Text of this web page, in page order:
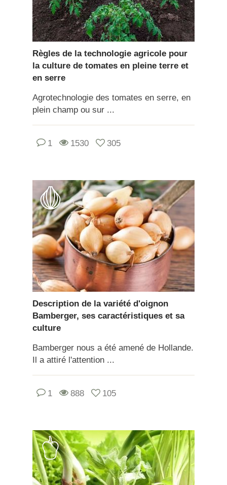
Règles de la technologie agricole pour
la culture de tomates en pleine terre et
en serre
Agrotechnologie des tomates en serre, en
plein champ ou sur ...
1 1530 305
Description de la variété d'oignon
Bamberger, ses caractéristiques et sa
culture
Bamberger nous a été amené de Hollande.
Il a attiré l'attention ...
1 888 105